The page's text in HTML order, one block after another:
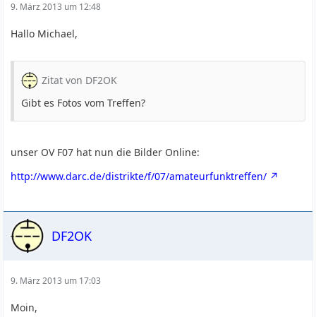
9. März 2013 um 12:48
Hallo Michael,
Zitat von DF2OK
Gibt es Fotos vom Treffen?
unser OV F07 hat nun die Bilder Online:
http://www.darc.de/distrikte/f/07/amateurfunktreffen/
DF2OK
9. März 2013 um 17:03
Moin,